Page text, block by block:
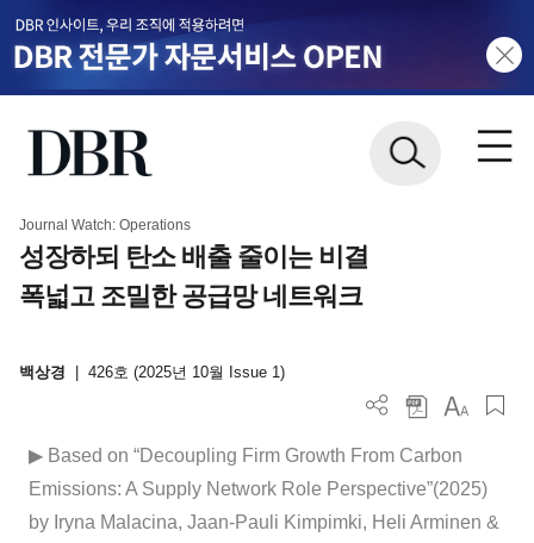
Journal Watch: Operations
성장하되 탄소 배출 줄이는 비결
폭넓고 조밀한 공급망 네트워크
백상경 426호 (2025년 10월 Issue 1)
▶ Based on “Decoupling Firm Growth From Carbon
Emissions: A Supply Network Role Perspective”(2025)
by Iryna Malacina, Jaan-Pauli Kimpimki, Heli Arminen &